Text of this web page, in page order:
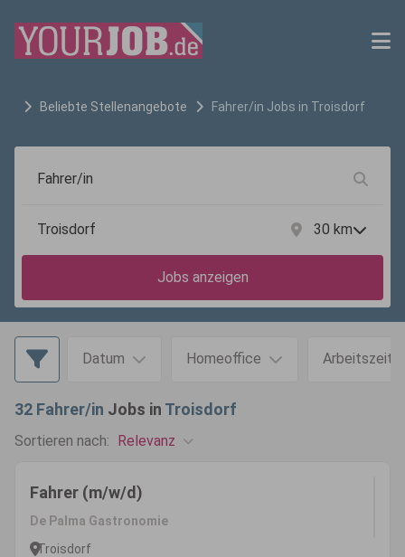
Beliebte Stellenangebote Fahrer/in Jobs in Troisdorf
30 km
Jobs anzeigen
Datum Homeoffice Arbeitszeit
32 Fahrer/in Jobs in Troisdorf
Sortieren nach: Relevanz
Fahrer (m/w/d)
De Palma Gastronomie
Troisdorf